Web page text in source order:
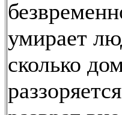
умирает
сколько